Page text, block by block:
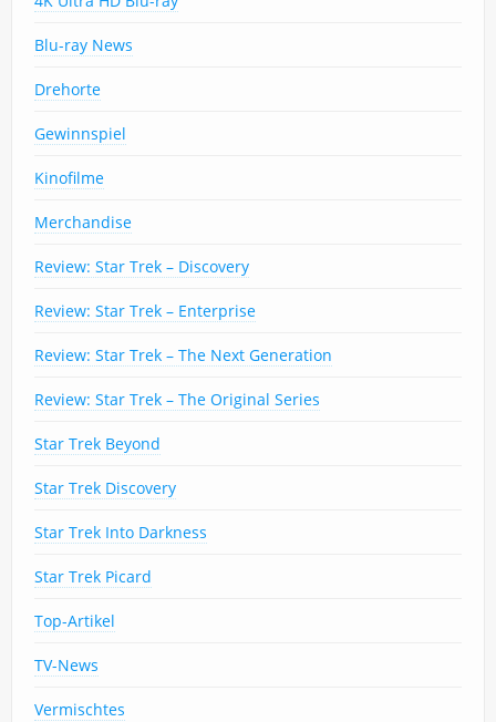
Blu-ray News
Drehorte
Gewinnspiel
Kinofilme
Merchandise
Review: Star Trek – Discovery
Review: Star Trek – Enterprise
Review: Star Trek – The Next Generation
Review: Star Trek – The Original Series
Star Trek Beyond
Star Trek Discovery
Star Trek Into Darkness
Star Trek Picard
Top-Artikel
TV-News
Vermischtes